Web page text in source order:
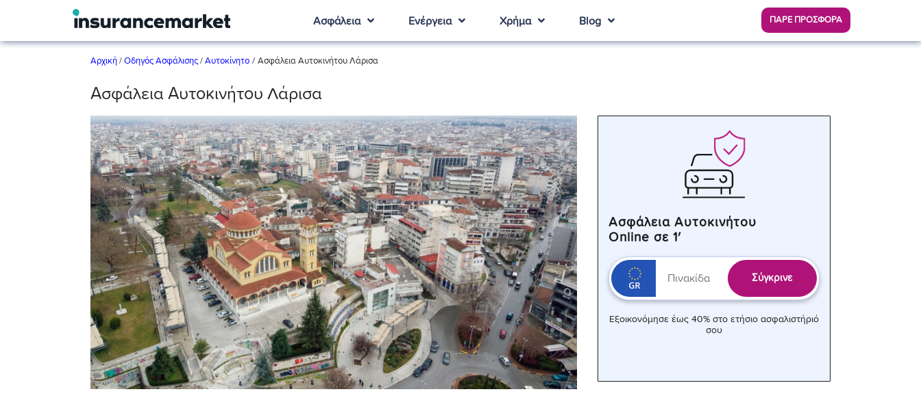
Ασφάλεια Ενέργεια Χρήμα Blog ΠΑΡΕ ΠΡΟΣΦΟΡΑ
Αρχική / Οδηγός Ασφάλισης / Αυτοκίνητο / Ασφάλεια Αυτοκινήτου Λάρισα
Ασφάλεια Αυτοκινήτου Λάρισα
Ασφάλεια Αυτοκινήτου
Online σε 1′
Σύγκρινε
Εξοικονόμησε έως 40% στο ετήσιο ασφαλιστήριό
σου